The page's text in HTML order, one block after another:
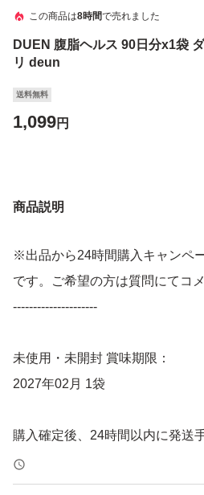
この商品は8時間で売れました
DUEN 腹脂ヘルス 90日分x1袋
リ deun
送料無料
1,099円
商品説明
※出品から24時間購入キャンペ
です。ご希望の方は質問にてコ
---------------------
未使用・未開封 賞味期限：
2027年02月 1袋
購入確定後、24時間以内に発送
ていただきます。